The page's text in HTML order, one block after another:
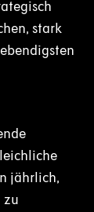
stark
jährlich,
zu